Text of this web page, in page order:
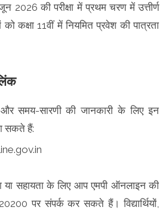
2026 की परीक्षा में प्रथम चरण में उत्तीर्ण
को कक्षा 11वीं में नियमित प्रवेश की पात्रता
और समय-सारणी की जानकारी के लिए इन
सकते हैं:
या सहायता के लिए आप एमपी ऑनलाइन की
पर संपर्क कर सकते हैं। विद्यार्थियों,